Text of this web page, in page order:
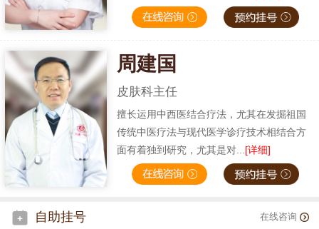
周建国
皮肤科主任
擅长运用中西医结合疗法，尤其在发掘祖国
传统中医疗法与现代医学诊疗技术相结合方
面有着独到研究，尤其是对...[详细]
自助挂号 在线咨询